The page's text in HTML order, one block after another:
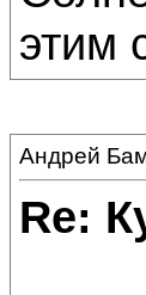
этим
Андрей
Re: